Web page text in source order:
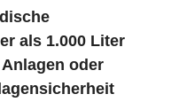
als 1.000 Liter
oder